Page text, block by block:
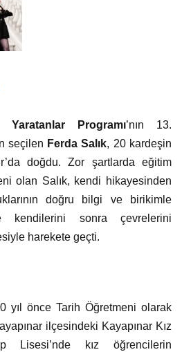
Programı’nın 13.
seçilen Ferda Salık, 20 kardeşin
doğdu. Zor şartlarda eğitim
olan Salık, kendi hikayesinden
doğru bilgi ve birikimle
kendilerini sonra çevrelerini
harekete geçti.
yıl önce Tarih Öğretmeni olarak
ilçesindeki Kayapınar Kız
Lisesi’nde kız öğrencilerin